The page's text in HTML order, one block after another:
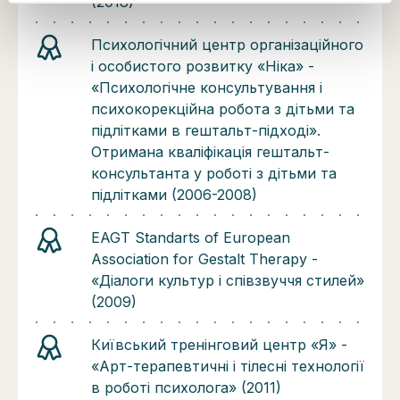
Психологічний центр організаційного
і особистого розвитку «Ніка» -
«Психологічне консультування і
психокорекційна робота з дітьми та
підлітками в гештальт-підході».
Отримана кваліфікація гештальт-
консультанта у роботі з дітьми та
підлітками (2006-2008)
EAGT Standarts of European
Association for Gestalt Therapy -
«Діалоги культур і співзвуччя стилей»
(2009)
Київський тренінговий центр «Я» -
«Арт-терапевтичні і тілесні технології
в роботі психолога» (2011)